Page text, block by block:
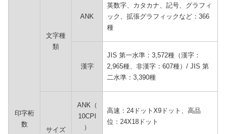
印字桁
数
文字種
類
ANK
英数字、カタカナ、記号、グラフィ
ック、拡張グラフィックなど：366
種
漢字
JIS 第一水準：3,572種（漢字：
2,965種、非漢字：607種）/ JIS 第
二水準：3,390種
サイズ
ANK（
10CPI
）
高速：24ドットX9ドット、高品
位：24X18ドット